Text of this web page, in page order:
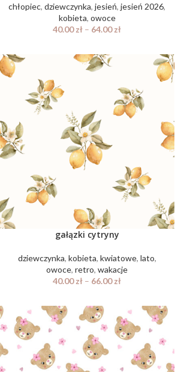
chłopiec,dziewczynka,jesień,jesień 2026,
kobieta, owoce
40.00zł – 64.00zł
gałązki cytryny
dziewczynka, kobieta, kwiatowe, lato,
owoce,retro,wakacje
40.00zł – 66.00zł